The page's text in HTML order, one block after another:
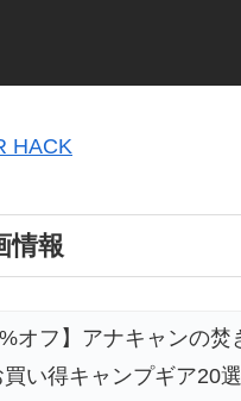
HACK
情報
オフ】アナキャンの
い得キャンプギア20